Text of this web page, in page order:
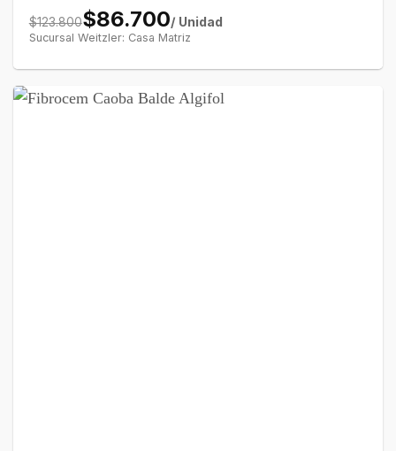
$123.800$86.700/ Unidad
Sucursal Weitzler: Casa Matriz